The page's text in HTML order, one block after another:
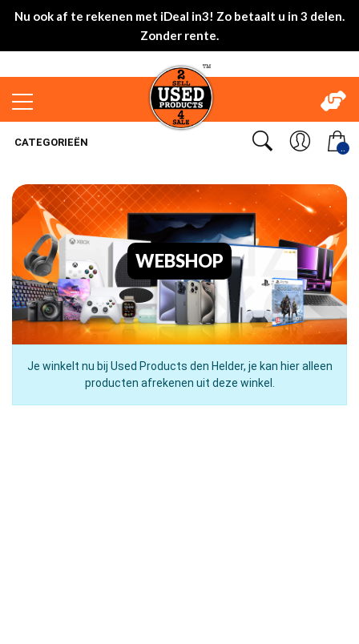
Nu ook af te rekenen met iDeal in3! Zo betaalt u in 3 delen.
Zonder rente.
..
CATEGORIEËN
WEBSHOP
Je winkelt nu bij Used Products den Helder, je kan hier alleen
producten afrekenen uit deze winkel.